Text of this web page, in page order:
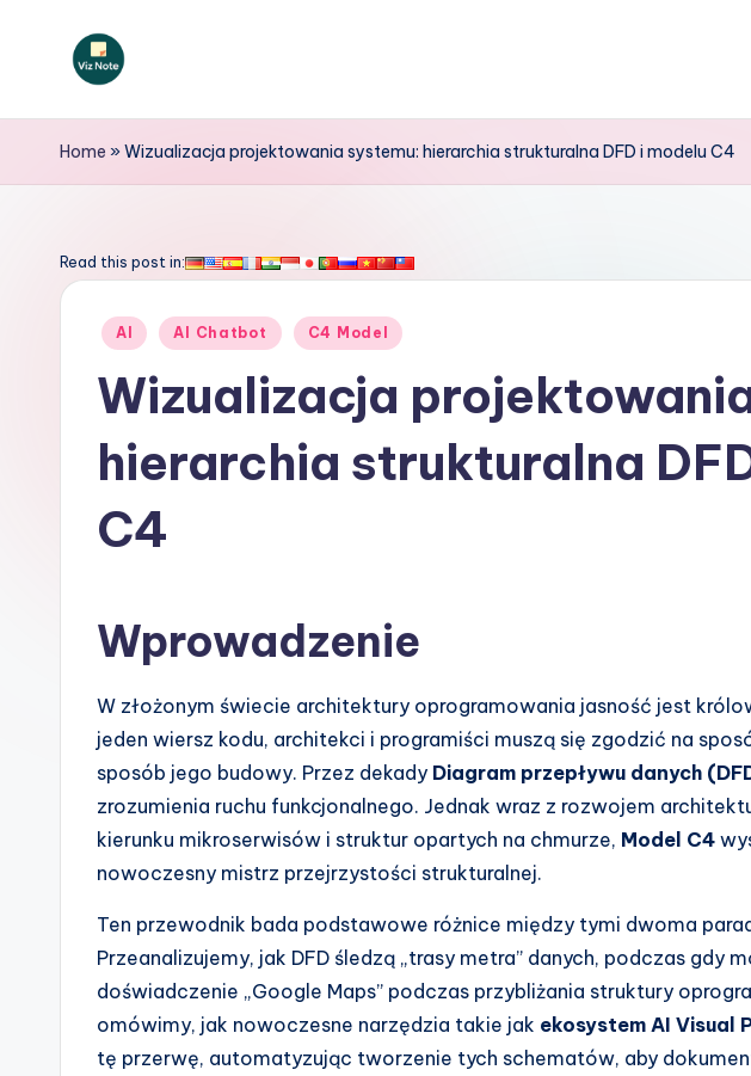
V
iz
o
A
si
Home »Wizualizacja projektowania systemu: hierarchia strukturalna DFD i modelu C4
Read this post in:
Posted
AI AI Chatbot C4 Model
Wizualizacja
hierarchia strukturalna
C4
Wprowadzenie
W złożonym świecie architektury oprogramowania jasność jest
jeden wiersz kodu, architekci i programiści muszą się zgodzić na
sposób jego budowy. Przez dekady Diagram przepływu danych
zrozumienia ruchu funkcjonalnego. Jednak wraz z rozwojem
kierunku mikroserwisów i struktur opartych na chmurze, Model C4
nowoczesny mistrz przejrzystości strukturalnej.
Ten przewodnik bada podstawowe różnice między tymi dwoma
Przeanalizujemy, jak DFD śledzą „trasy metra” danych, podczas gdy
doświadczenie „Google Maps” podczas przybliżania struktury
omówimy, jak nowoczesne narzędzia takie jak ekosystem AI Visual
tę przerwę, automatyzując tworzenie tych schematów, aby